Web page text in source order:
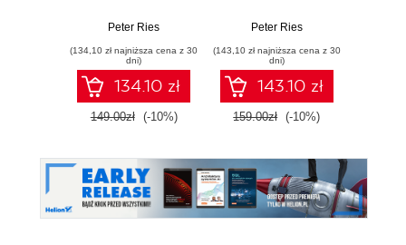
optimize
NetSuite 2025.1 -
Third Edition
Peter Ries
(134,10 zł najniższa cena z 30
dni)
134.10 zł
149.00zł (-10%)
consultants to
NetSuite 2021
quickly and easily
Peter Ries
(143,10 zł najniższa cena z 30
dni)
143.10 zł
159.00zł (-10%)